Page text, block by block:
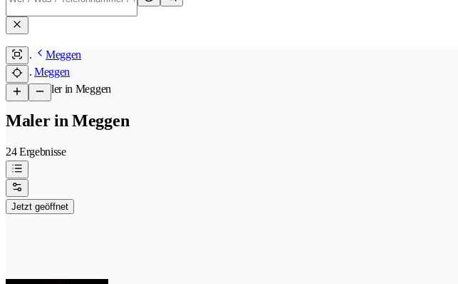
Meggen
Meggen
/Maler in Meggen
Maler in Meggen
24 Ergebnisse
Jetzt geöffnet